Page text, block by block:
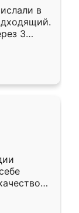
в
3
почти